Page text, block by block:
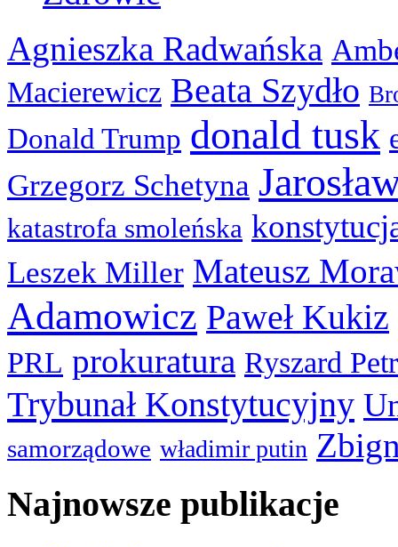
Agnieszka Radwańska
Macierewicz Beata Szydło
Donald Trump donald tusk
Grzegorz Schetyna
katastrofa smoleńska
Leszek Miller Mateusz
Adamowicz Paweł Kukiz
PRL prokuratura Ryszard
Trybunał Konstytucyjny
samorządowe władimir putin
Najnowsze publikacje